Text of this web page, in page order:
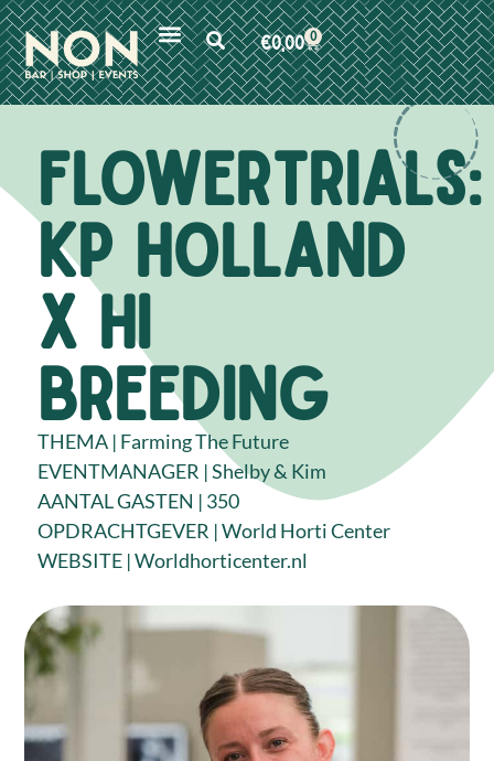
€0,00 0
FlowerTrials:
kp holland
x hi
breeding
THEMA | Farming The Future
EVENTMANAGER | Shelby & Kim
AANTAL GASTEN | 350
OPDRACHTGEVER | World Horti Center
WEBSITE |Worldhorticenter.nl